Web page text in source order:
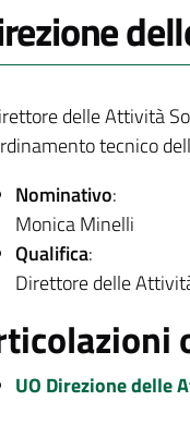
delle Attività
tecnico
Nominativo:
Monica Minelli
Qualifica:
Direttore delle
UO Direzione delle